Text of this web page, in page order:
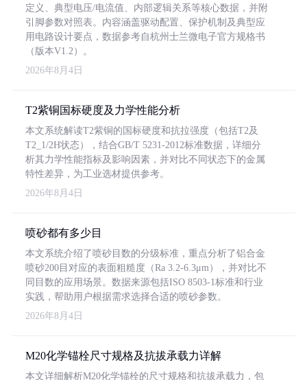
定义、典型电压/电流值、内部逻辑关系等核心数据，并附
引脚参数对照表。内容涵盖驱动配置、保护机制及典型应
用电路设计要点，数据参考自杭州士兰微电子官方规格书
（版本V1.2）。
2026年8月4日
T2紫铜国标硬度及力学性能分析
本文系统解读T2紫铜的国标硬度和抗拉强度（包括T2及
T2_1/2H状态），结合GB/T 5231-2012标准数据，详细分
析其力学性能指标及影响因素，并对比不同状态下的金属
特性差异，为工业选材提供参考。
2026年8月4日
喷砂都有多少目
本文系统介绍了喷砂目数的分级标准，重点分析了铝合金
喷砂200目对应的表面粗糙度（Ra 3.2-6.3μm），并对比不
同目数的应用场景。数据来源包括ISO 8503-1标准和行业
实践，帮助用户根据需求选择合适的喷砂参数。
2026年8月4日
M20化学锚栓尺寸规格及抗拔承载力详解
本文详细解析M20化学锚栓的尺寸规格和抗拔承载力，包